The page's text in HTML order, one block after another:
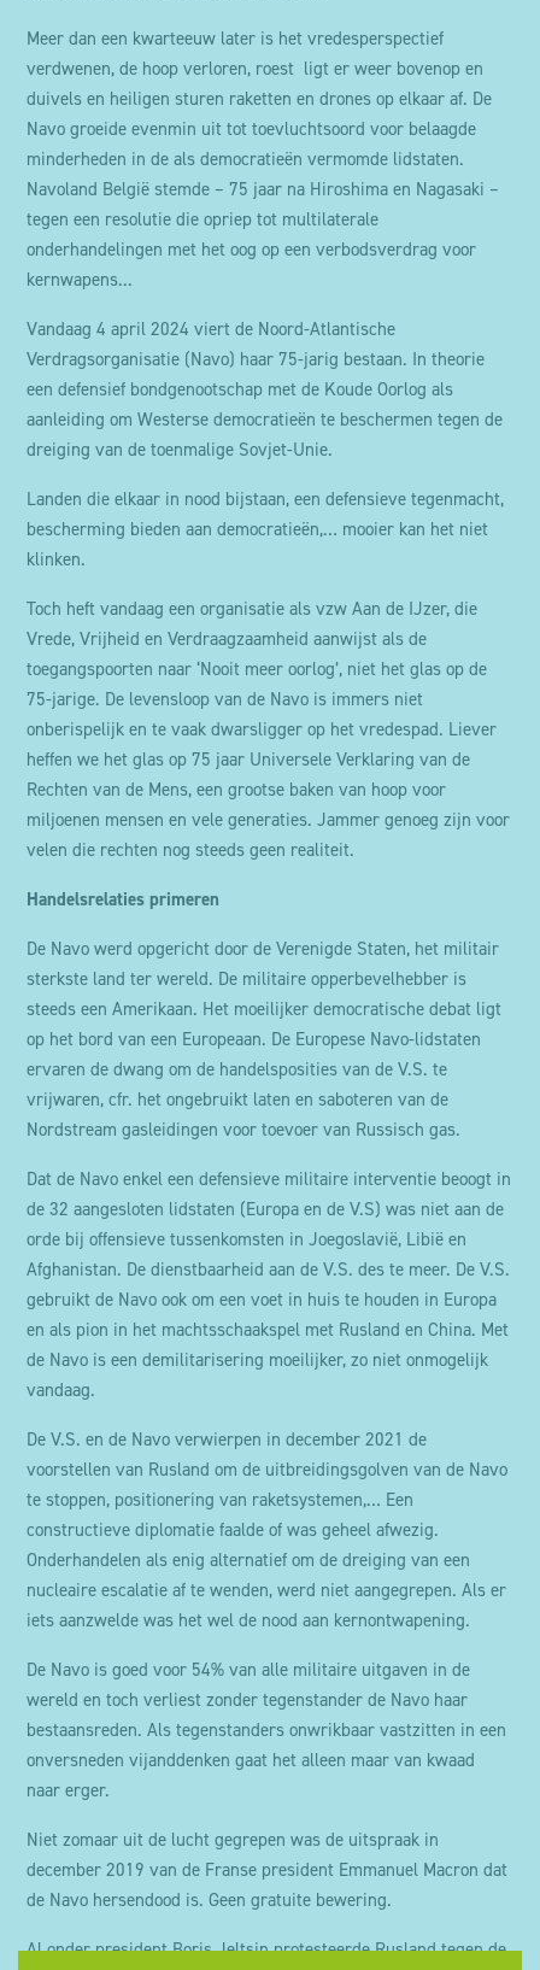
Meer dan een kwarteeuw later is het vredesperspectief
verdwenen, de hoop verloren, roest ligt er weer bovenop en
duivels en heiligen sturen raketten en drones op elkaar af. De
Navo groeide evenmin uit tot toevluchtsoord voor belaagde
minderheden in de als democratieën vermomde lidstaten.
Navoland België stemde – 75 jaar na Hiroshima en Nagasaki –
tegen een resolutie die opriep tot multilaterale
onderhandelingen met het oog op een verbodsverdrag voor
kernwapens...
Vandaag 4 april 2024 viert de Noord-Atlantische
Verdragsorganisatie (Navo) haar 75-jarig bestaan. In theorie
een defensief bondgenootschap met de Koude Oorlog als
aanleiding om Westerse democratieën te beschermen tegen de
dreiging van de toenmalige Sovjet-Unie.
Landen die elkaar in nood bijstaan, een defensieve tegenmacht,
bescherming bieden aan democratieën,… mooier kan het niet
klinken.
Toch heft vandaag een organisatie als vzw Aan de IJzer, die
Vrede, Vrijheid en Verdraagzaamheid aanwijst als de
toegangspoorten naar ‘Nooit meer oorlog’, niet het glas op de
75-jarige. De levensloop van de Navo is immers niet
onberispelijk en te vaak dwarsligger op het vredespad. Liever
heffen we het glas op 75 jaar Universele Verklaring van de
Rechten van de Mens, een grootse baken van hoop voor
miljoenen mensen en vele generaties. Jammer genoeg zijn voor
velen die rechten nog steeds geen realiteit.
Handelsrelaties primeren
De Navo werd opgericht door de Verenigde Staten, het militair
sterkste land ter wereld. De militaire opperbevelhebber is
steeds een Amerikaan. Het moeilijker democratische debat ligt
op het bord van een Europeaan. De Europese Navo-lidstaten
ervaren de dwang om de handelsposities van de V.S. te
vrijwaren, cfr. het ongebruikt laten en saboteren van de
Nordstream gasleidingen voor toevoer van Russisch gas.
Dat de Navo enkel een defensieve militaire interventie beoogt in
de 32 aangesloten lidstaten (Europa en de V.S) was niet aan de
orde bij offensieve tussenkomsten in Joegoslavië, Libië en
Afghanistan. De dienstbaarheid aan de V.S. des te meer. De V.S.
gebruikt de Navo ook om een voet in huis te houden in Europa
en als pion in het machtsschaakspel met Rusland en China. Met
de Navo is een demilitarisering moeilijker, zo niet onmogelijk
vandaag.
De V.S. en de Navo verwierpen in december 2021 de
voorstellen van Rusland om de uitbreidingsgolven van de Navo
te stoppen, positionering van raketsystemen,… Een
constructieve diplomatie faalde of was geheel afwezig.
Onderhandelen als enig alternatief om de dreiging van een
nucleaire escalatie af te wenden, werd niet aangegrepen. Als er
iets aanzwelde was het wel de nood aan kernontwapening.
De Navo is goed voor 54% van alle militaire uitgaven in de
wereld en toch verliest zonder tegenstander de Navo haar
bestaansreden. Als tegenstanders onwrikbaar vastzitten in een
onversneden vijanddenken gaat het alleen maar van kwaad
naar erger.
Niet zomaar uit de lucht gegrepen was de uitspraak in
december 2019 van de Franse president Emmanuel Macron dat
de Navo hersendood is. Geen gratuite bewering.
Al onder president Boris Jeltsin protesteerde Rusland tegen de